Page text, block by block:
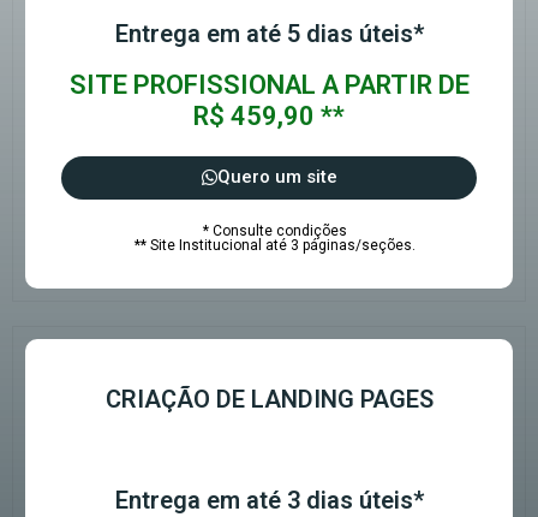
Entrega em até 5 dias úteis*
SITE PROFISSIONAL A PARTIR DE
R$ 459,90 **
Quero um site
* Consulte condições
** Site Institucional até 3 páginas/seções.
CRIAÇÃO DE LANDING PAGES
Entrega em até 3 dias úteis*